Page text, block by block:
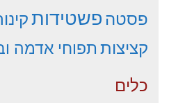
פסטהפשטידות
קציצותתפוחי אדמה
כלים